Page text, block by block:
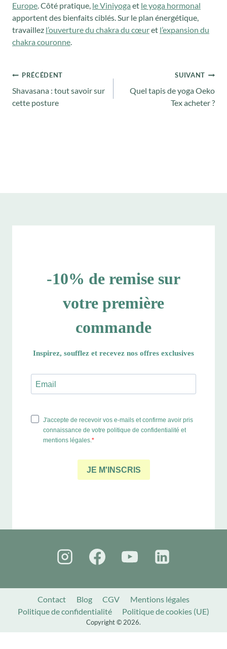
Europe. Côté pratique, le Viniyoga et le yoga hormonal
apportent des bienfaits ciblés. Sur le plan énergétique,
travaillez l’ouverture du chakra du cœuret l’expansion du
chakra couronne.
Navigation
de
l’article
PRÉCÉDENT
Shavasana : tout savoir sur
cette posture
SUIVANT
Quel tapis de yoga Oeko
Tex acheter ?
Contact Blog CGV
Mentions légales
Politique de confidentialité
Politique de cookies (UE)
Copyright © 2026.